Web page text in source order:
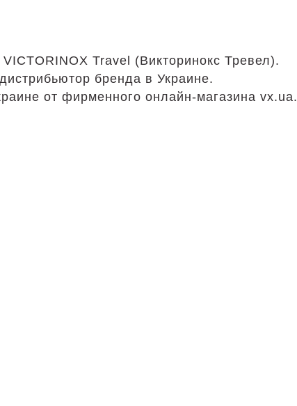
Travel (Викторинокс Тревел).
бренда в Украине.
от фирменного онлайн-магазина vx.ua.